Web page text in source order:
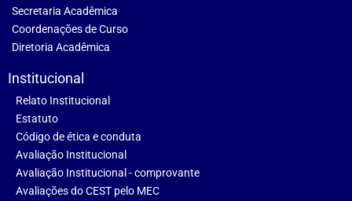
Secretaria Acadêmica
Coordenações de Curso
Diretoria Acadêmica
Institucional
Relato Institucional
Estatuto
Código de ética e conduta
Avaliação Institucional
Avaliação Institucional - comprovante
Avaliações do CEST pelo MEC